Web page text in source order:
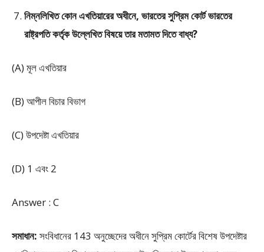
নিম্নলিখিত কোন এখতিয়ারের অধীনে, ভারতের সুপ্রিম কোর্ট ভারতের
রাষ্ট্রপতি কর্তৃক উল্লেখিত বিষয়ে তার মতামত দিতে বাধ্য?
(A) মূল এখতিয়ার
(B) আপীল বিচার বিভাগ
(C) উপদেষ্টা এখতিয়ার
(D) 1 এবং 2
Answer : C
সমাধান: সংবিধানের 143 অনুচ্ছেদের অধীনে সুপ্রিম কোর্টের বিশেষ উপদেষ্টার